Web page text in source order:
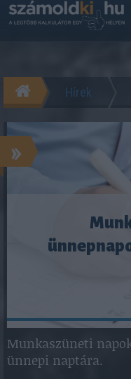
Hírek
»
Munkaszüneti
ünnepi naptára.